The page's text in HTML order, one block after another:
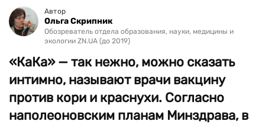
Автор
Ольга Скрипник
Обозреватель отдела образования, науки, медицины и
экологии ZN.UA (до 2019)
«КаКа» — так нежно, можно сказать
интимно, называют врачи вакцину
против кори и краснухи. Согласно
наполеоновским планам Минздрава, в